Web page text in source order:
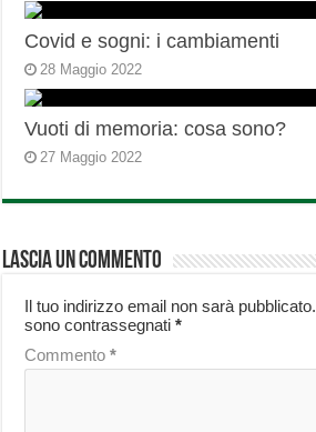
Covid e sogni: i cambiamenti
28 Maggio 2022
Vuoti di memoria: cosa sono?
27 Maggio 2022
Lascia un commento
Il tuo indirizzo email non sarà pubblicato.
sono contrassegnati*
Commento*